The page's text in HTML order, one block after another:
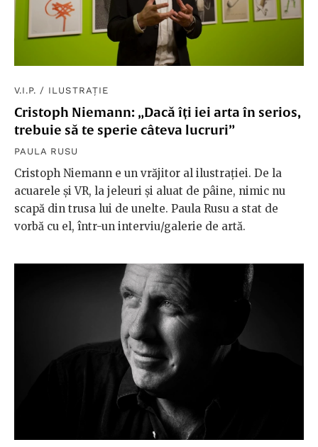
V.I.P. / ILUSTRAȚIE
Cristoph Niemann: „Dacă îți iei arta în serios,
trebuie să te sperie câteva lucruri”
PAULA RUSU
Cristoph Niemann e un vrăjitor al ilustrației. De la
acuarele și VR, la jeleuri și aluat de pâine, nimic nu
scapă din trusa lui de unelte. Paula Rusu a stat de
vorbă cu el, într-un interviu/galerie de artă.